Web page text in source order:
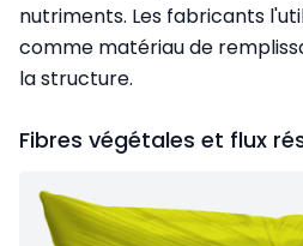
nutriments. Les fabricants
comme matériau de
la structure.
Fibres végétales et flux